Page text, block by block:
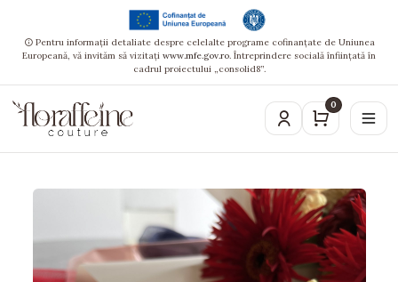
Pentru informații detaliate despre celelalte programe cofinanțate de Uniunea
Europeană, vă invităm să vizitați www.mfe.gov.ro. Întreprindere socială înființată în
cadrul proiectului „consolid8”.
0